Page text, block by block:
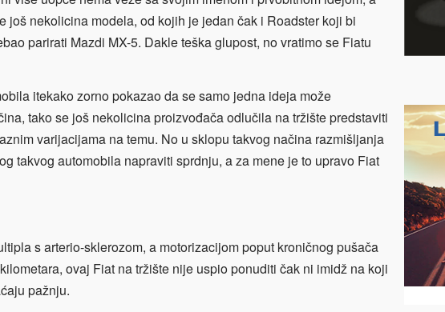
još nekolicina modela, od kojih je jedan čak i Roadster koji bi
parirati Mazdi MX-5. Dakle teška glupost, no vratimo se Fiatu
itekako zorno pokazao da se samo jedna ideja može
tako se još nekolicina proizvođača odlučila na tržište predstaviti
varijacijama na temu. No u sklopu takvog načina razmišljanja
takvog automobila napraviti sprdnju, a za mene je to upravo Fiat
s arterio-sklerozom, a motorizacijom poput kroničnog pušača
ovaj Fiat na tržište nije uspio ponuditi čak ni imidž na koji
pažnju.